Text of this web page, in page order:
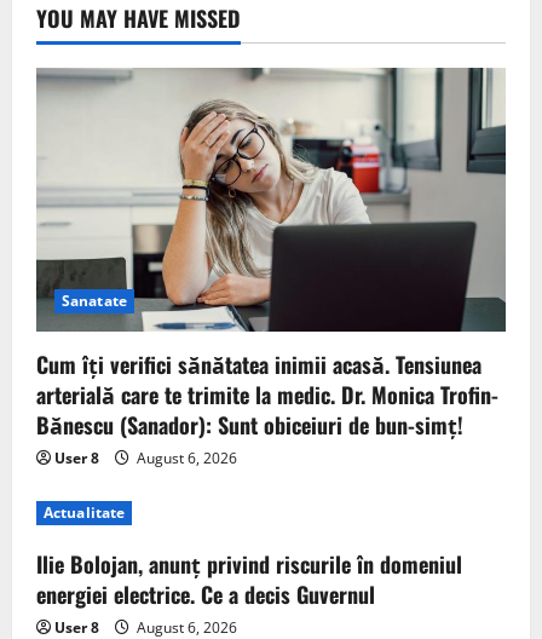
YOU MAY HAVE MISSED
Sanatate
Cum îți verifici sănătatea inimii acasă. Tensiunea
arterială care te trimite la medic. Dr. Monica Trofin-
Bănescu (Sanador): Sunt obiceiuri de bun-simț!
User 8 August 6, 2026
Actualitate
Ilie Bolojan, anunț privind riscurile în domeniul
energiei electrice. Ce a decis Guvernul
User 8 August 6, 2026